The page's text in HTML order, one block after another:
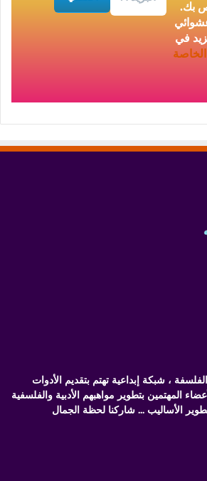
بك.
في
الخاصة
، شبكة إبداعية تهتم بتقديم الأدوات
المهتمين بتطوير مواهبهم الأدبية والفلسفية
الأساليب ... شاركنا لحظة الجمال